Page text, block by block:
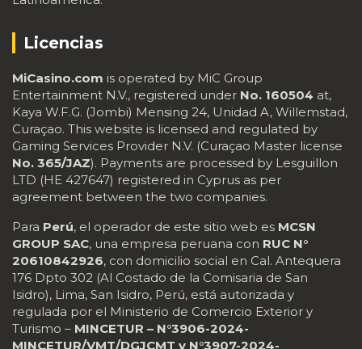
Licencias
MiCasino.com is operated by MiC Group
Entertainment N.V., registered under No. 160504 at,
Kaya W.F.G. (Jombi) Mensing 24, Unidad A, Willemstad,
Curaçao. This website is licensed and regulated by
Gaming Services Provider N.V. (Curaçao Master license
No. 365/JAZ). Payments are processed by Lesguillon
LTD (HE 427647) registered in Cyprus as per
agreement between the two companies.
Para Perú, el operador de este sitio web es MCSN
GROUP SAC, una empresa peruana con RUC N°
20610842926, con domicilio social en Cal. Antequera
176 Dpto 302 (Al Costado de la Comisaria de San
Isidro), Lima, San Isidro, Perú, está autorizada y
regulada por el Ministerio de Comercio Exterior y
Turismo – MINCETUR – N°3906-2024-
MINCETUR/VMT/DGJCMT y N°3907-2024-